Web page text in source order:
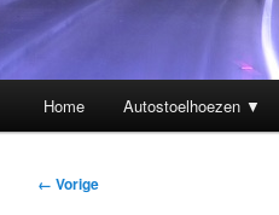
Spring
Spring
Home Autostoelhoezen ▼
Afbeeldingsnavigatie
← Vorige